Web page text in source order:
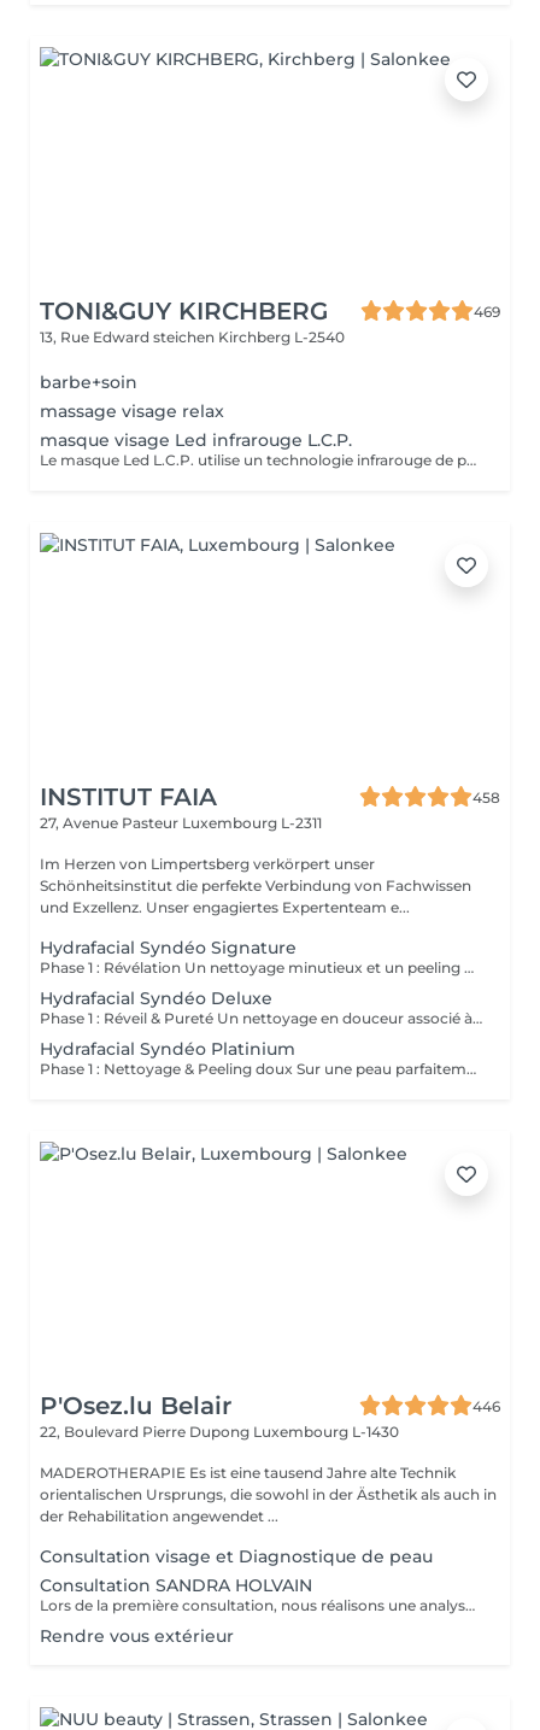
TONI&GUY KIRCHBERG
469
13, Rue Edward steichen Kirchberg L-2540
barbe+soin
massage visage relax
masque visage Led infrarouge L.C.P.
Le masque Led L.C.P. utilise un technologie infrarouge de pointe qui stimule la vitalité et amplifie les traitements de la peau. Réduit les signes du vieillissent, aide a réduire les imperfections ,illumine la peau, aide au renouvellement cellulaire ,atténue les rougeur de la peau
INSTITUT FAIA
458
27, Avenue Pasteur Luxembourg L-2311
Im Herzen von Limpertsberg verkörpert unser
Schönheitsinstitut die perfekte Verbindung von Fachwissen
und Exzellenz. Unser engagiertes Expertenteam e...
Hydrafacial Syndéo Signature
Phase 1 : Révélation Un nettoyage minutieux et un peeling doux libèrent la peau des impuretés, cellules mortes et excès de sébum. La peau respire à nouveau et retrouve sa douceur naturelle. Phase 2 : Purification & Hydratation La technologie brevetée Vortex-Fusion® aspire délicatement les impuretés tout en infusant des actifs hydratants puissants. Les pores sont nettoyés, la peau est fraîche, repulpée et lumineuse. Phase 3 : Régénération & Éclat Des sérums concentrés en antioxydants, peptides et acide hyaluronique réparent, protègent et revitalisent la peau. Le teint s'illumine, la texture s'affine et l'éclat est instantané. Résultat : Une peau nette, hydratée et rayonnante dès la première séance sans irritation, sans temps d'arrêt, simplement sublime.
Hydrafacial Syndéo Deluxe
Phase 1 : Réveil & Pureté Un nettoyage en douceur associé à un peeling délicat réveille l'éclat naturel de la peau, la libérant des impuretés et des cellules ternes. Phase 2 : Extraction & Hydratation La technologie brevetée Vortex-Fusion® purifie les pores tout en infusant des actifs hautement hydratants. La peau est fraîche, lisse et repulpée. Phase 3 : Régénération sur mesure Des sérums concentrés en antioxydants, peptides et acide hyaluronique régénèrent la peau tandis qu'un booster premium et la lumière LED viennent personnaliser le soin selon vos besoins spécifiques. Résultat : Une peau éclatante, détoxifiée et lumineuse dès la première séance, le glow Faia dans toute sa splendeur.
Hydrafacial Syndéo Platinium
Phase 1 : Nettoyage & Peeling doux Sur une peau parfaitement démaquillée, un nettoyage délicat élimine impuretés, excès de sébum et cellules mortes. Un peeling léger à base d'acides salicylique et glycolique désincruste les pores en profondeur et aide à prévenir les imperfections. Phase 2 : Extraction & Hydratation Grâce à la technologie brevetée Vortex-Fusion®, une aspiration douce retire points noirs et comédons tout en infusant des actifs hautement hydratants. La peau est instantanément plus nette, repulpée et éclatante. Phase 3 : Infusion, Protection & Détox Des sérums riches en antioxydants, peptides et acide hyaluronique régénèrent la peau, favorisant détoxification et rajeunissement cellulaire. Un drainage lymphatique complète le soin stimulant ainsi la circulation pour un effet détoxifiant et une peau visiblement revitalisée. Résultat : Une peau fraîche, lumineuse et parfaitement hydratée, sans rougeur, sans temps d'arrêt, simplement éclatante.
P'Osez.lu Belair
446
22, Boulevard Pierre Dupong Luxembourg L-1430
MADEROTHERAPIE Es ist eine tausend Jahre alte Technik
orientalischen Ursprungs, die sowohl in der Ästhetik als auch in
der Rehabilitation angewendet ...
Consultation visage et Diagnostique de peau
Consultation SANDRA HOLVAIN
Lors de la première consultation, nous réalisons une analyse personnalisée de votre peau et de votre routine cosmétique. Nous définissons ensuite un plan de traitement sur mesure, adapté à vos besoins et à vos objectifs.
Rendre vous extérieur